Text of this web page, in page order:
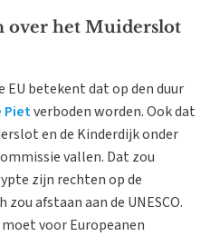
over het Muiderslot
EU betekent dat op den duur
Pietverboden worden. Ook dat
en de Kinderdijk onder
vallen. Dat zou
zijn rechten op de
afstaan aan de UNESCO.
voor Europeanen